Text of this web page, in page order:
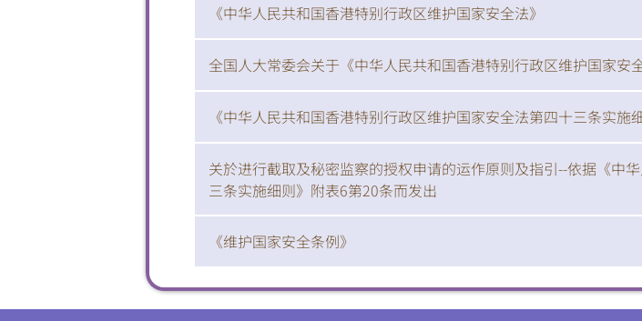
《中华人民共和国香港特别行政区维护国家安全法》
全国人大常委会关于《中华人民共和国香港特别行政区维护国家安
《中华人民共和国香港特别行政区维护国家安全法第四十三条实施
关於进行截取及秘密监察的授权申请的运作原则及指引--依据《中
三条实施细则》附表6第20条而发出
《维护国家安全条例》
微
信 博